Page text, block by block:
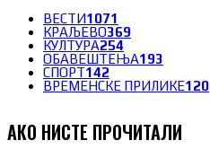
ВЕСТИ1071
КРАЉЕВО369
КУЛТУРА254
ОБАВЕШТЕЊА193
СПОРТ142
ВРЕМЕНСКЕ ПРИЛИКЕ120
АКО НИСТЕ ПРОЧИТАЛИ